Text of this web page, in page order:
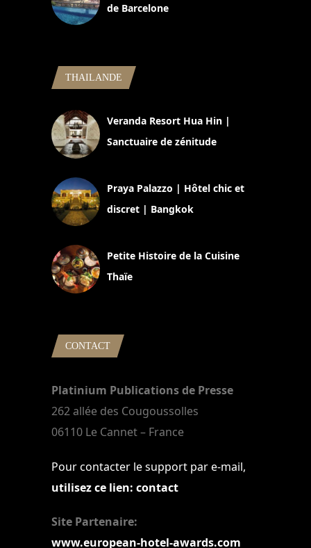
de Barcelone
THAILANDE
Veranda Resort Hua Hin |
Sanctuaire de zénitude
Praya Palazzo | Hôtel chic et
discret | Bangkok
Petite Histoire de la Cuisine
Thaïe
CONTACT
Platinium Publications de Presse
262 allée des Cougoussolles
06110 Le Cannet – France
Pour contacter le support par e-mail,
utilisez ce lien: contact
Site Partenaire:
www.european-hotel-awards.com